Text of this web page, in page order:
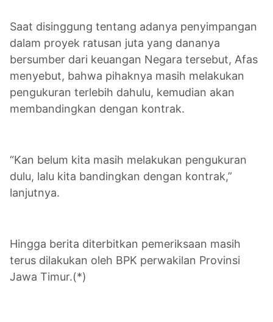
Saat disinggung tentang adanya penyimpangan
dalam proyek ratusan juta yang dananya
bersumber dari keuangan Negara tersebut, Afas
menyebut, bahwa pihaknya masih melakukan
pengukuran terlebih dahulu, kemudian akan
membandingkan dengan kontrak.
“Kan belum kita masih melakukan pengukuran
dulu, lalu kita bandingkan dengan kontrak,”
lanjutnya.
Hingga berita diterbitkan pemeriksaan masih
terus dilakukan oleh BPK perwakilan Provinsi
Jawa Timur.(*)